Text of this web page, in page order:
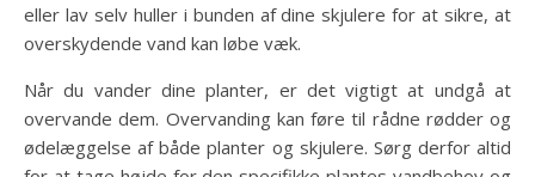
eller lav selv huller i bunden af dine skjulere for at sikre, at
overskydende vand kan løbe væk.
Når du vander dine planter, er det vigtigt at undgå at
overvande dem. Overvanding kan føre til rådne rødder og
ødelæggelse af både planter og skjulere. Sørg derfor altid